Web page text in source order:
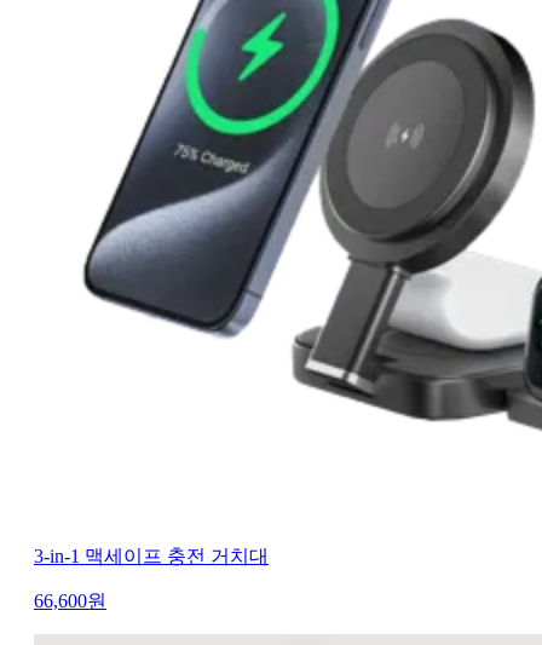
3-in-1 맥세이프 충전 거치대
66,600원